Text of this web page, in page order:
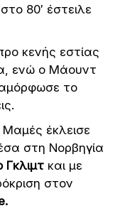
80′ έστειλε
κενής εστίας
ενώ ο Μάουντ
το
Μαμές έκλεισε
στη Νορβηγία
και με
στον